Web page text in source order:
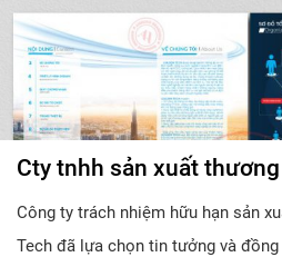
Cty tnhh sản xuất
Công ty trách nhiệm hữu hạn sản
Tech đã lựa chọn tin tưởng và đồng